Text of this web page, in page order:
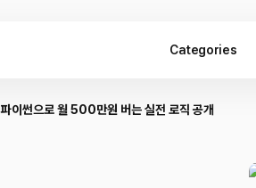
Categories
이썬으로 월 500만원 버는 실전 로직 공개